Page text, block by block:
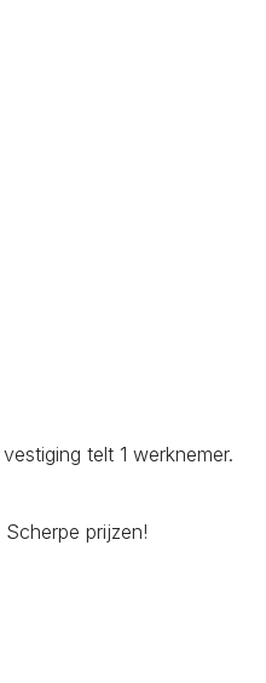
telt 1 werknemer.
Scherpe prijzen!